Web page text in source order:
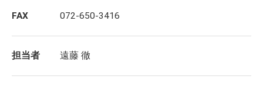
FAX 072-650-3416
担当者 遠藤 徹